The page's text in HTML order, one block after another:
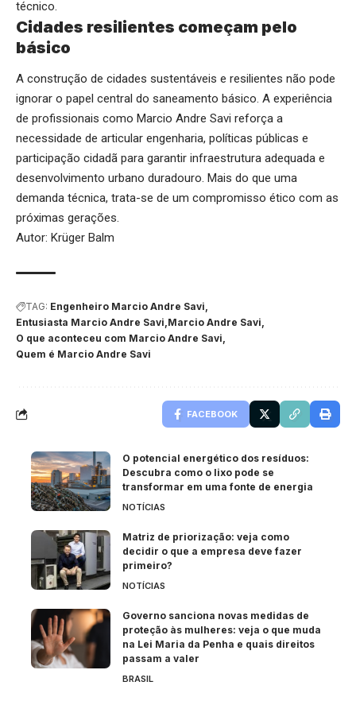
técnico.
Cidades resilientes começam pelo
básico
A construção de cidades sustentáveis e resilientes não pode
ignorar o papel central do saneamento básico. A experiência
de profissionais como Marcio Andre Savi reforça a
necessidade de articular engenharia, políticas públicas e
participação cidadã para garantir infraestrutura adequada e
desenvolvimento urbano duradouro. Mais do que uma
demanda técnica, trata-se de um compromisso ético com as
próximas gerações.
Autor: Krüger Balm
TAG: Engenheiro Marcio Andre Savi
Entusiasta Marcio Andre Savi Marcio Andre Savi
O que aconteceu com Marcio Andre Savi
Quem é Marcio Andre Savi
FACEBOOK
O potencial energético dos resíduos:
Descubra como o lixo pode se
transformar em uma fonte de energia
NOTÍCIAS
Matriz de priorização: veja como
decidir o que a empresa deve fazer
primeiro?
NOTÍCIAS
Governo sanciona novas medidas de
proteção às mulheres: veja o que muda
na Lei Maria da Penha e quais direitos
passam a valer
BRASIL